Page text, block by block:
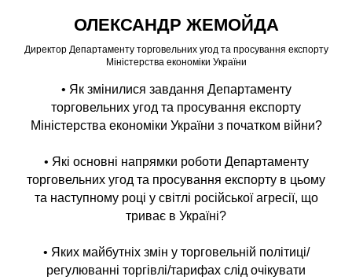
ОЛЕКСАНДР ЖЕМОЙДА
Директор Департаменту торговельних угод та просування експорту
Міністерства економіки України
• Як змінилися завдання Департаменту
торговельних угод та просування експорту
Міністерства економіки України з початком війни?
• Які основні напрямки роботи Департаменту
торговельних угод та просування експорту в цьому
та наступному році у світлі російської агресії, що
триває в Україні?
• Яких майбутніх змін у торговельній політиці/
регулюванні торгівлі/тарифах слід очікувати